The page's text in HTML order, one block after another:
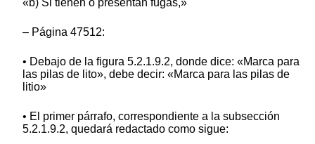
«b) Si tienen o presentan fugas,»
– Página 47512:
• Debajo de la figura 5.2.1.9.2, donde dice: «Marca para
las pilas de lito», debe decir: «Marca para las pilas de
litio»
• El primer párrafo, correspondiente a la subsección
5.2.1.9.2, quedará redactado como sigue: